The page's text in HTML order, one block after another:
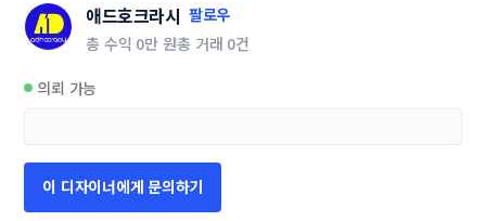
애드호크라시 팔로우
총 수익 0만 원총 거래 0건
의뢰 가능
이 디자이너에게 문의하기